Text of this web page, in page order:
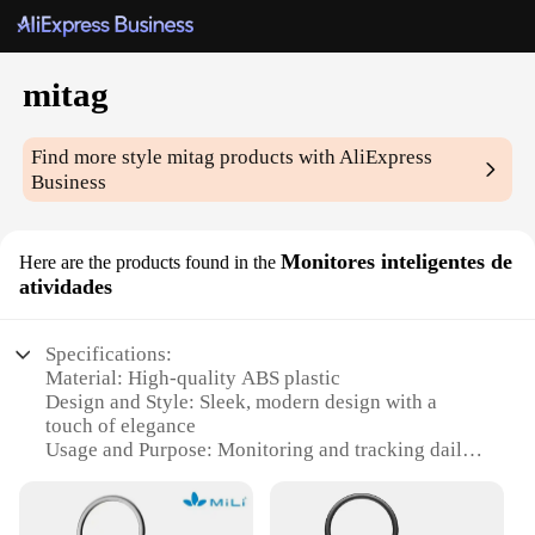
mitag
Find more stylemitag products with AliExpress
Business
Here are the products found in the Monitores inteligentes de
atividades
Specifications:
Material: High-quality ABS plastic
Design and Style: Sleek, modern design with a
touch of elegance
Usage and Purpose: Monitoring and tracking daily
Performance and Property: Advanced motion
sensing technology